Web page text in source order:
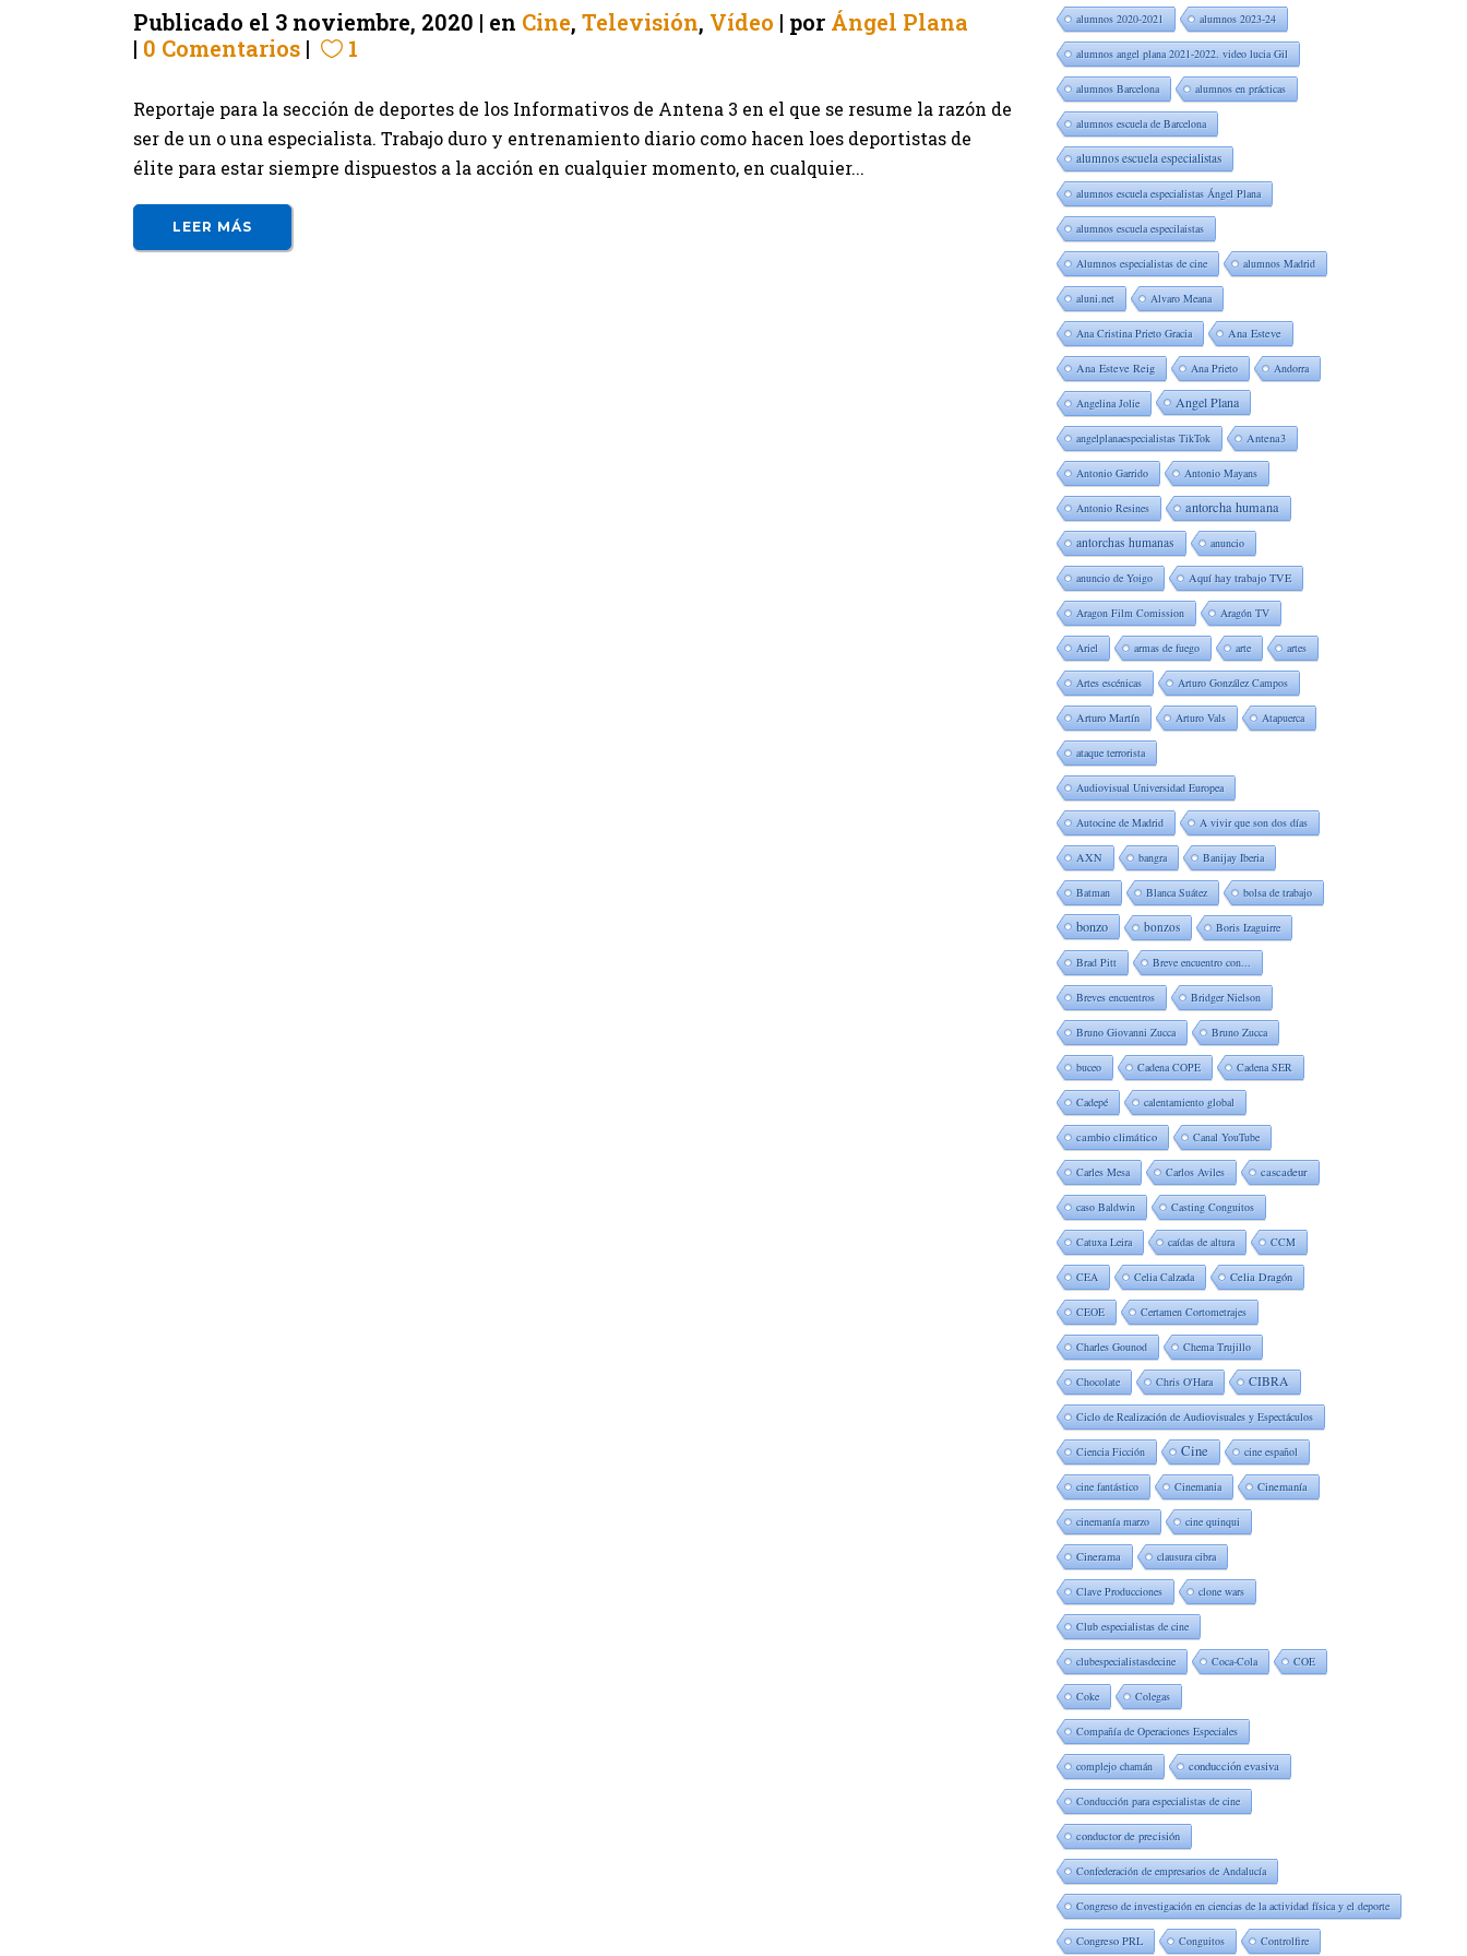
Publicado el 3 noviembre, 2020 en Cine, Televisión, Vídeo por Ángel Plana
0 Comentarios
1
Reportaje para la sección de deportes de los Informativos de Antena 3 en el que se resume la razón de
ser de un o una especialista. Trabajo duro y entrenamiento diario como hacen loes deportistas de
élite para estar siempre dispuestos a la acción en cualquier momento, en cualquier...
LEER MÁS
alumnos 2020-2021 alumnos 2023-24
alumnos angel plana 2021-2022. video lucia Gil
alumnos Barcelona alumnos en prácticas
alumnos escuela de Barcelona
alumnos escuela especialistas
alumnos escuela especialistas Ángel Plana
alumnos escuela especilaistas
Alumnos especialistas de cine alumnos Madrid
aluni.net Alvaro Meana
Ana Cristina Prieto Gracia Ana Esteve
Ana Esteve Reig Ana Prieto Andorra
Angelina Jolie Angel Plana
angelplanaespecialistas TikTok Antena3
Antonio Garrido Antonio Mayans
Antonio Resines antorcha humana
antorchas humanas anuncio
anuncio de Yoigo Aquí hay trabajo TVE
Aragon Film Comission Aragón TV
Ariel armas de fuego arte artes
Artes escénicas Arturo González Campos
Arturo Martín Arturo Vals Atapuerca
ataque terrorista
Audiovisual Universidad Europea
Autocine de Madrid A vivir que son dos días
AXN bangra Banijay Iberia
Batman Blanca Suátez bolsa de trabajo
bonzo bonzos Boris Izaguirre
Brad Pitt Breve encuentro con...
Breves encuentros Bridger Nielson
Bruno Giovanni Zucca Bruno Zucca
buceo Cadena COPE Cadena SER
Cadepé calentamiento global
cambio climático Canal YouTube
Carles Mesa Carlos Aviles cascadeur
caso Baldwin Casting Conguitos
Catuxa Leira caídas de altura CCM
CEA Celia Calzada Celia Dragón
CEOE Certamen Cortometrajes
Charles Gounod Chema Trujillo
Chocolate Chris O'Hara CIBRA
Ciclo de Realización de Audiovisuales y Espectáculos
Ciencia Ficción Cine cine español
cine fantástico Cinemania Cinemanía
cinemanía marzo cine quinqui
Cinerama clausura cibra
Clave Producciones clone wars
Club especialistas de cine
clubespecialistasdecine Coca-Cola COE
Coke Colegas
Compañía de Operaciones Especiales
complejo chamán conducción evasiva
Conducción para especialistas de cine
conductor de precisión
Confederación de empresarios de Andalucía
Congreso de investigación en ciencias de la actividad física y el deporte
Congreso PRL Conguitos Controlfire